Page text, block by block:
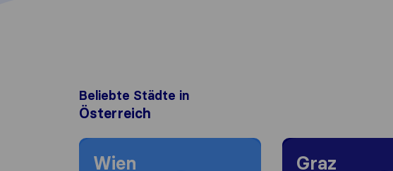
Beliebte Städte in
Österreich
Moving to Wien
Wien
Moving to Graz
Graz